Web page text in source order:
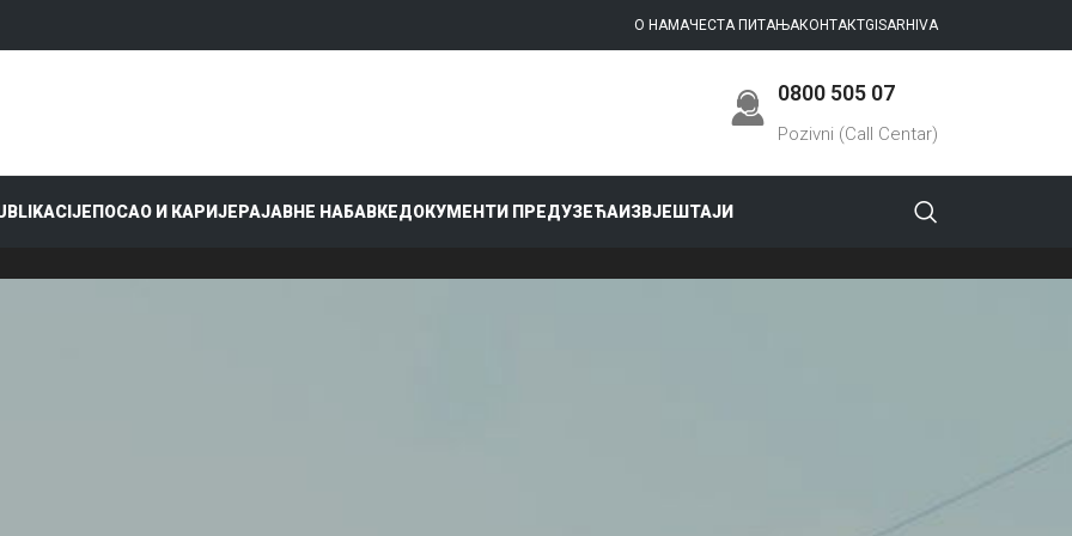
О НАМАЧЕСТА ПИТАЊАКОНТАКТGISARHIVA
0800 505 07
Pozivni (Call Centar)
ПОСАО И КАРИЈЕРАЈАВНЕ НАБАВКЕДОКУМЕНТИ ПРЕДУЗЕЋАИЗВЈЕШТАЈИ